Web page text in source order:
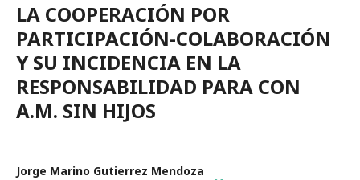
LA COOPERACIÓN POR
PARTICIPACIÓN-COLABORACIÓN
Y SU INCIDENCIA EN LA
RESPONSABILIDAD PARA CON
A.M. SIN HIJOS
Jorge Marino Gutierrez Mendoza